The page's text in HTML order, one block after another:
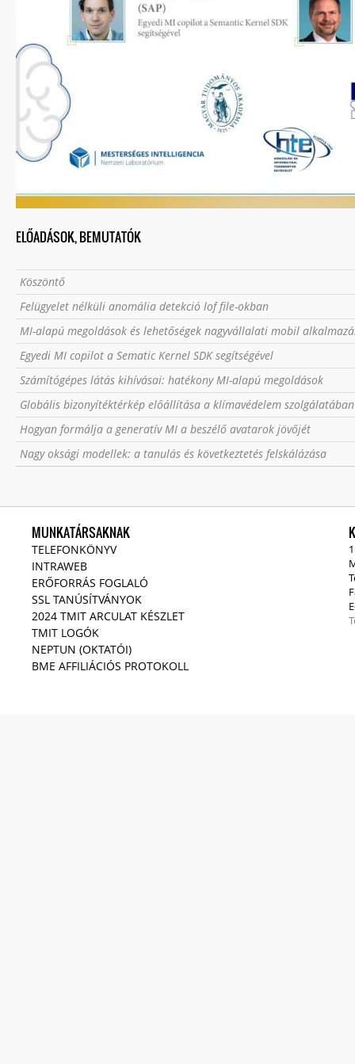
ELŐADÁSOK, BEMUTATÓK
Köszöntő
Felügyelet nélküli anomália detekció lof file-okban
MI-alapú megoldások és lehetőségek nagyvállalati mobil
Egyedi MI copilot a Sematic Kernel SDK segítségével
Számítógépes látás kihívásai: hatékony MI-alapú megoldások
Globális bizonyítéktérkép előállítása a klímavédelem szolgálatában
Hogyan formálja a generatív MI a beszélő avatarok jövőjét
Nagy oksági modellek: a tanulás és következtetés felskálázása
MUNKATÁRSAKNAK
TELEFONKÖNYV
INTRAWEB
ERŐFORRÁS FOGLALÓ
SSL TANÚSÍTVÁNYOK
2024 TMIT ARCULAT KÉSZLET
TMIT LOGÓK
NEPTUN (OKTATÓI)
BME AFFILIÁCIÓS PROTOKOLL